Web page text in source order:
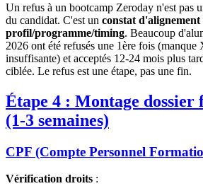
Un refus à un bootcamp Zeroday n'est pas
du candidat. C'est un constat d'alignement
profil/programme/timing. Beaucoup
2026 ont été refusés une 1ère fois (manque
insuffisante) et acceptés 12-24 mois plus
ciblée. Le refus est une étape, pas une fin.
Étape 4 : Montage dossier
(1-3 semaines)
CPF (Compte Personnel
Vérification droits :